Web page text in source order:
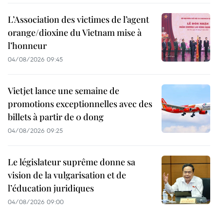
L’Association des victimes de l’agent
orange/dioxine du Vietnam mise à
l’honneur
04/08/2026 09:45
Vietjet lance une semaine de
promotions exceptionnelles avec des
billets à partir de 0 dong
04/08/2026 09:25
Le législateur suprême donne sa
vision de la vulgarisation et de
l’éducation juridiques
04/08/2026 09:00